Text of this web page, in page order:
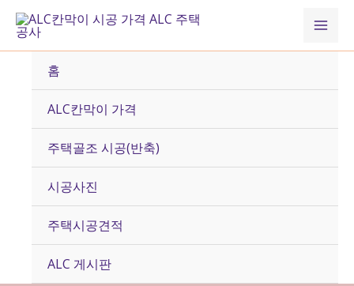
츠
홈
ALC칸막이 가격
주택골조 시공(반축)
시공사진
주택시공견적
ALC 게시판